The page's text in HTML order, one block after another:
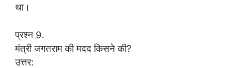
था।
प्रश्न 9.
मंत्री जगतराम की मदद किसने की?
उत्तर: